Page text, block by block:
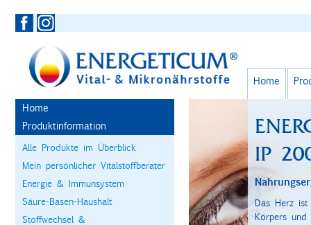
Home
Home
Produktinformation
Alle Produkte im Überblick
Mein persönlicher Vitalstoffberater
Energie & Immunsystem
Säure-Basen-Haushalt
Stoffwechsel &
IP
Das Herz ist
Körpers und